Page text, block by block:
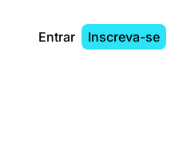
Entrar Inscreva-se